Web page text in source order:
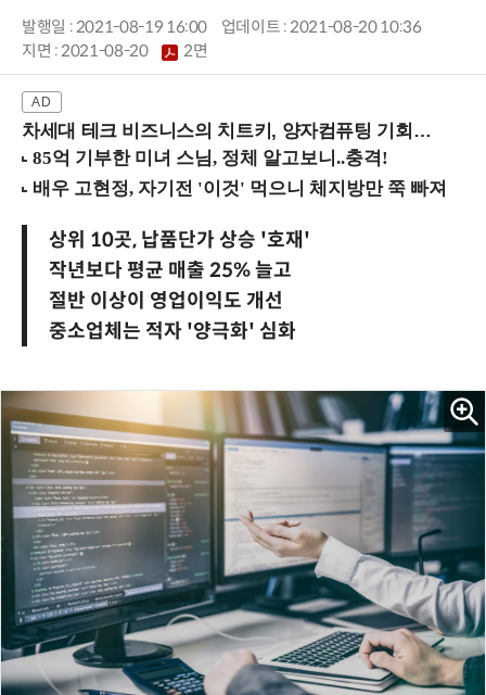
발행일 : 2021-08-19 16:00
업데이트 : 2021-08-20 10:36
지면 :2021-08-20 2면
차세대 테크 비즈니스의 치트키, 양자컴퓨팅 기회를 선점하라! (8/28 강남역)
상위 10곳, 납품단가 상승 '호재'
작년보다 평균 매출 25% 늘고
절반 이상이 영업이익도 개선
중소업체는 적자 '양극화' 심화